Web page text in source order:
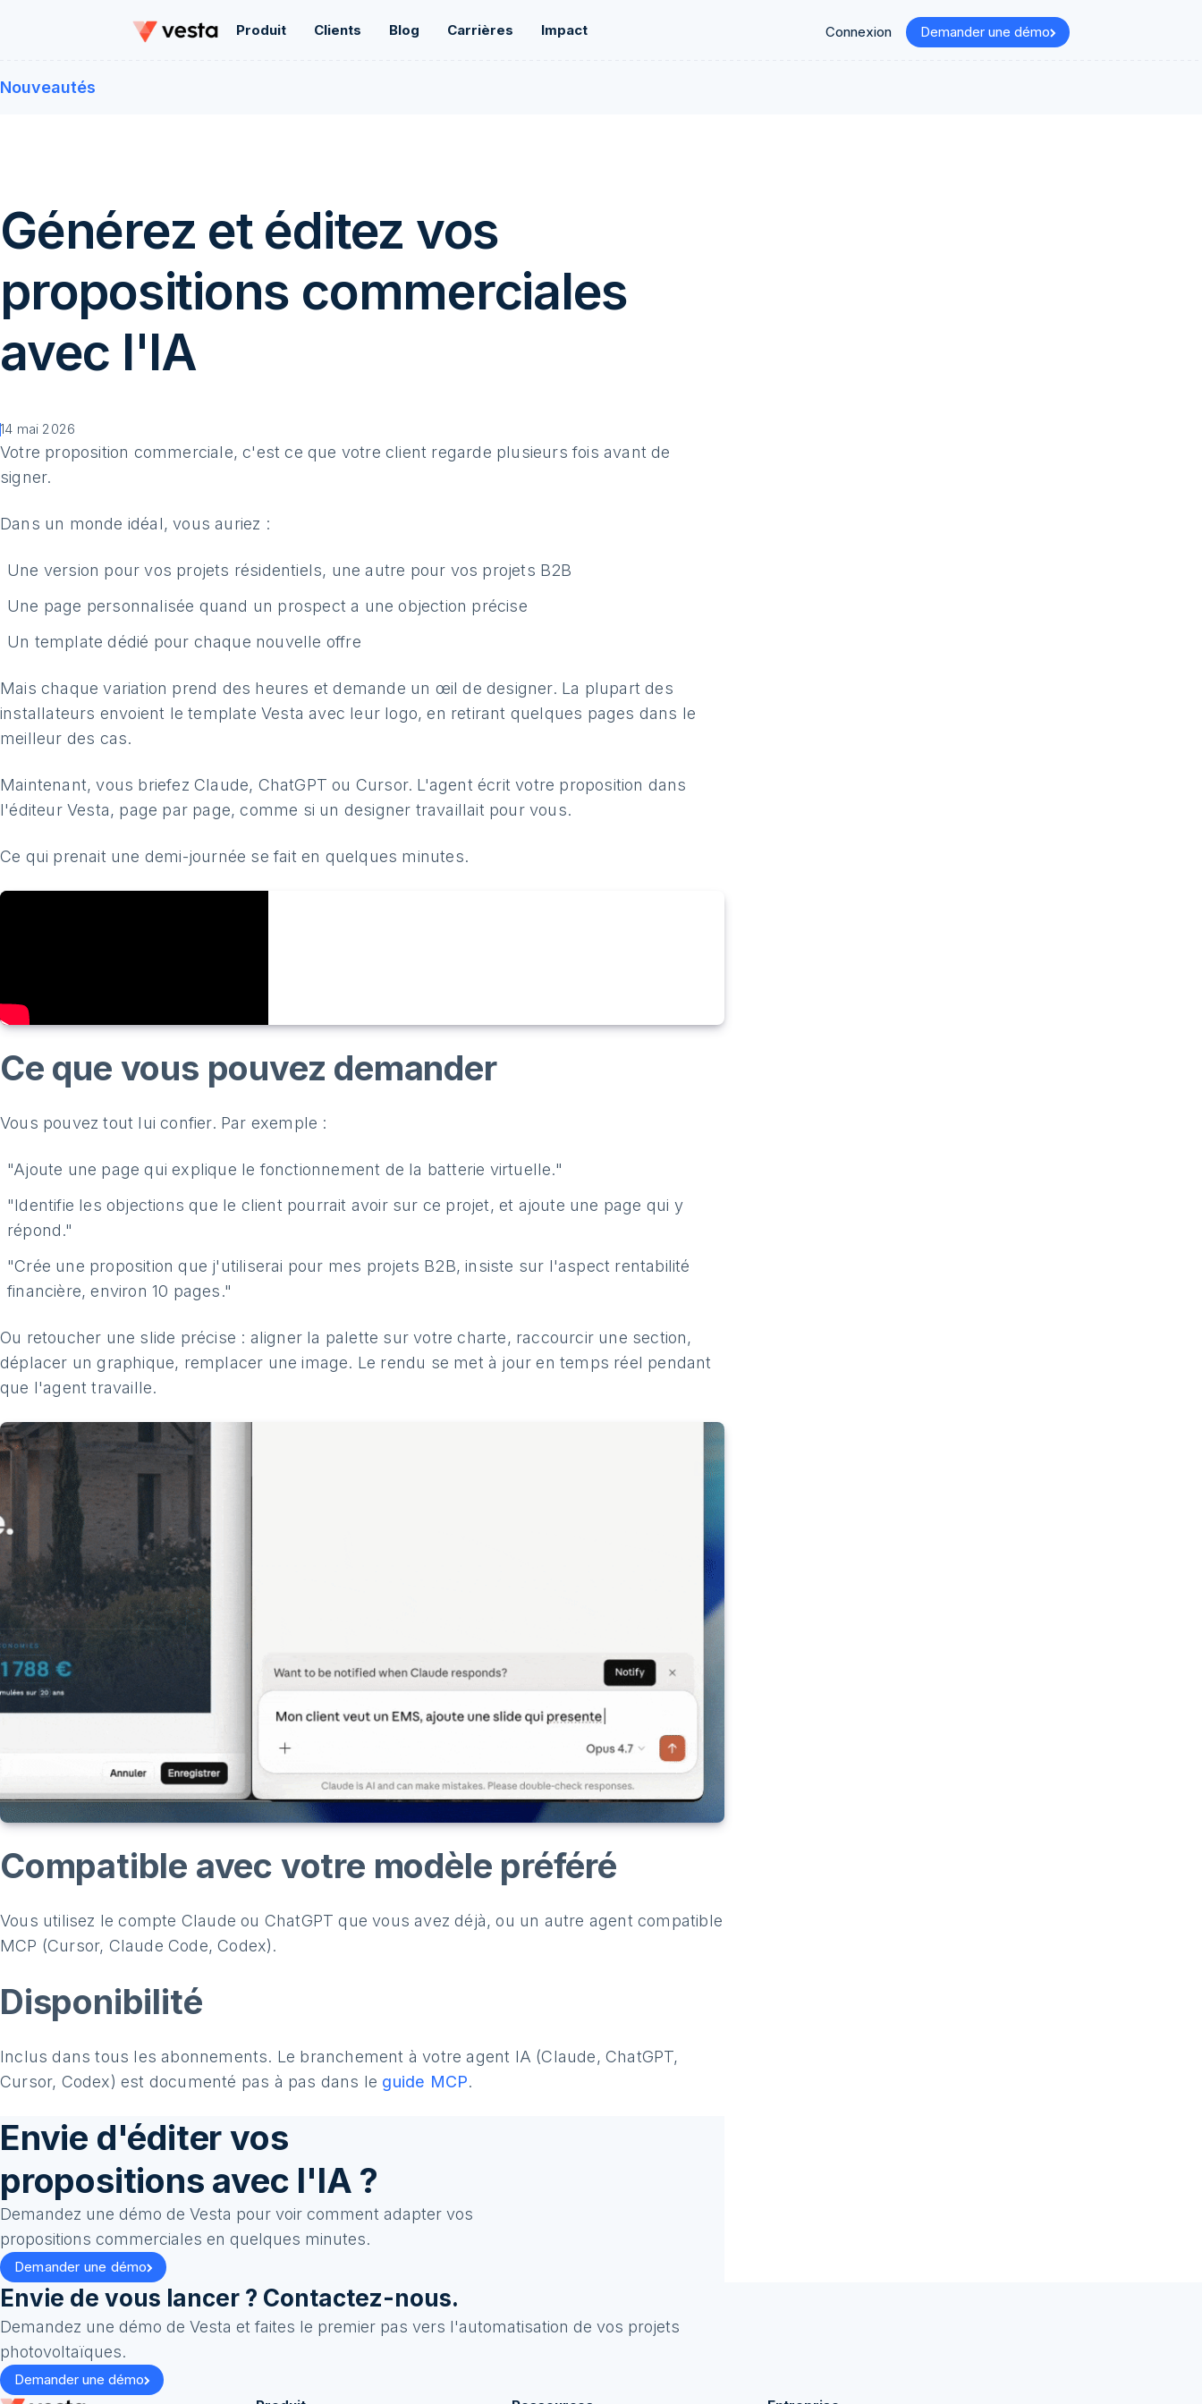
Produit Clients Blog Carrières Impact Connexion Demander une démo
Nouveautés
Générez et éditez vos
propositions commerciales
avec l'IA
14 mai 2026
Votre proposition commerciale, c'est ce que votre client regarde plusieurs fois avant de
signer.
Dans un monde idéal, vous auriez :
Une version pour vos projets résidentiels, une autre pour vos projets B2B
Une page personnalisée quand un prospect a une objection précise
Un template dédié pour chaque nouvelle offre
Mais chaque variation prend des heures et demande un œil de designer. La plupart des
installateurs envoient le template Vesta avec leur logo, en retirant quelques pages dans le
meilleur des cas.
Maintenant, vous briefez Claude, ChatGPT ou Cursor. L'agent écrit votre proposition dans
l'éditeur Vesta, page par page, comme si un designer travaillait pour vous.
Ce qui prenait une demi-journée se fait en quelques minutes.
Ce que vous pouvez demander
Vous pouvez tout lui confier. Par exemple :
"Ajoute une page qui explique le fonctionnement de la batterie virtuelle."
"Identifie les objections que le client pourrait avoir sur ce projet, et ajoute une page qui y
répond."
"Crée une proposition que j'utiliserai pour mes projets B2B, insiste sur l'aspect rentabilité
financière, environ 10 pages."
Ou retoucher une slide précise : aligner la palette sur votre charte, raccourcir une section,
déplacer un graphique, remplacer une image. Le rendu se met à jour en temps réel pendant
que l'agent travaille.
Compatible avec votre modèle préféré
Vous utilisez le compte Claude ou ChatGPT que vous avez déjà, ou un autre agent compatible
MCP (Cursor, Claude Code, Codex).
Disponibilité
Inclus dans tous les abonnements. Le branchement à votre agent IA (Claude, ChatGPT,
Cursor, Codex) est documenté pas à pas dans le guide MCP.
Envie d'éditer vos
propositions avec l'IA ?
Demandez une démo de Vesta pour voir comment adapter vos
propositions commerciales en quelques minutes.
Demander une démo
Envie de vous lancer ? Contactez-nous.
Demandez une démo de Vesta et faites le premier pas vers l'automatisation de vos projets
photovoltaïques.
Demander une démo